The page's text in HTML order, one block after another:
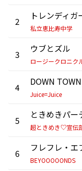
2 トレンディガ
私立恵比寿中学
3 ウブとズル
ロージークロニク
4 DOWN TOWN
Juice=Juice
5 ときめきパー
超ときめき♡宣伝
6 フレフレ・エ
BEYOOOOONDS